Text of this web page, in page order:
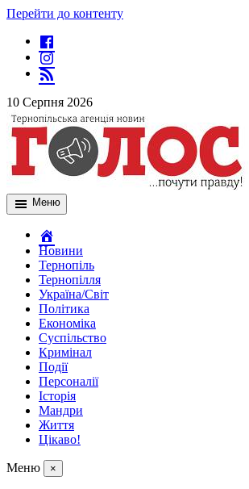
Перейти до контенту
10 Серпня 2026
Меню
Новини
Тернопіль
Тернопілля
Україна/Світ
Політика
Економіка
Суспільство
Кримінал
Події
Персоналії
Історія
Мандри
Життя
Цікаво!
Меню ×